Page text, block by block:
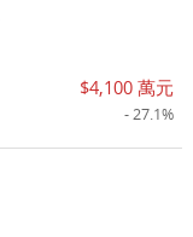
$4,100 萬元
- 27.1%